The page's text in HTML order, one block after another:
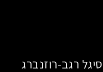
סיגל רגב-רוזנברג